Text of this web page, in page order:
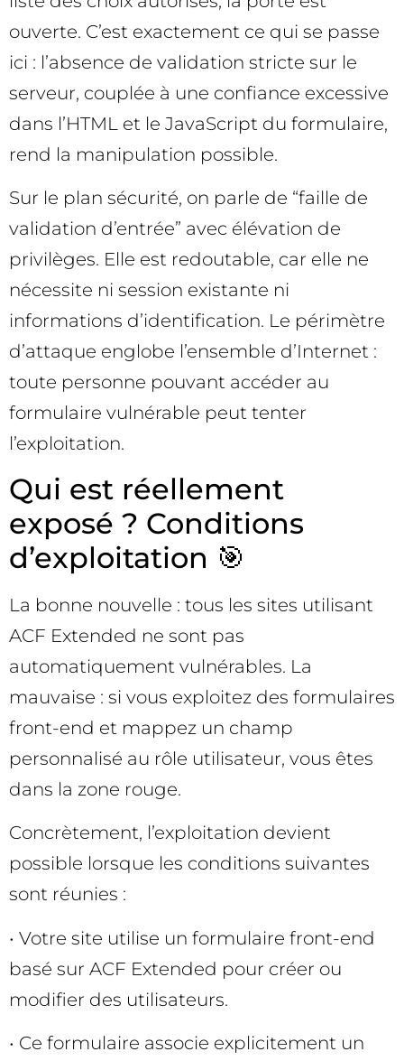
ouverte. C’est exactement ce qui se passe
ici : l’absence de validation stricte sur le
serveur, couplée à une confiance excessive
dans l’HTML et le JavaScript du formulaire,
rend la manipulation possible.
Sur le plan sécurité, on parle de “faille de
validation d’entrée” avec élévation de
privilèges. Elle est redoutable, car elle ne
nécessite ni session existante ni
informations d’identification. Le périmètre
d’attaque englobe l’ensemble d’Internet :
toute personne pouvant accéder au
formulaire vulnérable peut tenter
l’exploitation.
Qui est réellement
exposé ? Conditions
d’exploitation 🎯
La bonne nouvelle : tous les sites utilisant
ACF Extended ne sont pas
automatiquement vulnérables. La
mauvaise : si vous exploitez des formulaires
front-end et mappez un champ
personnalisé au rôle utilisateur, vous êtes
dans la zone rouge.
Concrètement, l’exploitation devient
possible lorsque les conditions suivantes
sont réunies :
• Votre site utilise un formulaire front-end
basé sur ACF Extended pour créer ou
modifier des utilisateurs.
• Ce formulaire associe explicitement un